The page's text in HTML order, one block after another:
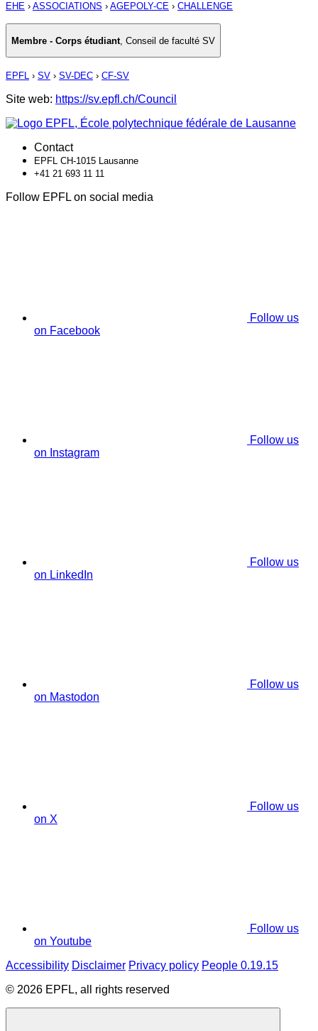
EHE › ASSOCIATIONS › AGEPOLY-CE › CHALLENGE
Membre - Corps étudiant Conseil de faculté SV
EPFL › SV › SV-DEC › CF-SV
Site web: https://sv.epfl.ch/Council
Contact
EPFL CH-1015 Lausanne
+41 21 693 11 11
Follow EPFL on social media
Follow us
on Facebook
Follow us
on Instagram
Follow us
on LinkedIn
Follow us
on Mastodon
Follow us
on X
Follow us
on Youtube
Accessibility Disclaimer Privacy policy People 0.19.15
© 2026 EPFL, all rights reserved